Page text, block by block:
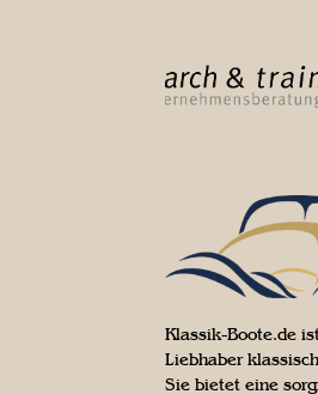
Klassik-Boote.de
Liebhaber
Sie bietet eine